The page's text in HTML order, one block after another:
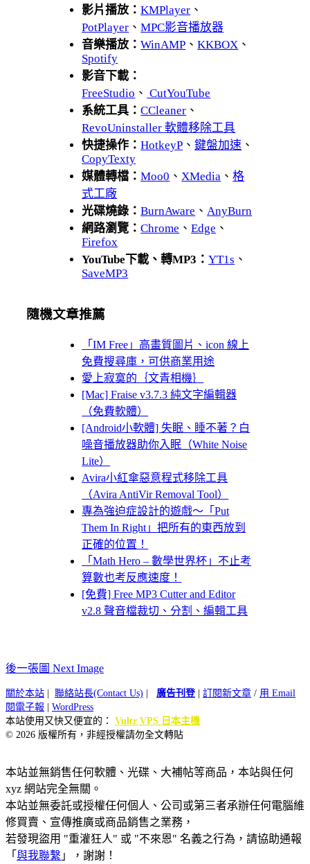
影片播放：KMPlayer 、
PotPlayer 、MPC影音播放器
音樂播放：WinAMP 、KKBOX 、
Spotify
影音下載：
FreeStudio 、 CutYouTube
系統工具：CCleaner 、
RevoUninstaller 軟體移除工具
快捷操作：HotkeyP 、鍵盤加速 、
CopyTexty
媒體轉檔：Moo0 、 XMedia 、格
式工廠
光碟燒錄：BurnAware 、 AnyBurn
網路瀏覽：Chrome 、Edge 、
Firefox
YouTube下載、轉MP3：YT1s 、
SaveMP3
隨機文章推薦
「IM Free」高畫質圖片、icon 線上
免費搜尋庫，可供商業用途
愛上寂寞的｛文青相機｝
[Mac] Fraise v3.7.3 純文字編輯器
（免費軟體）
[Android小軟體] 失眠、睡不著？白
噪音播放器助你入眠（White Noise
Lite）
Avira小紅傘惡意程式移除工具
（Avira AntiVir Removal Tool）
專為強迫症設計的遊戲～「Put
Them In Right」把所有的東西放到
正確的位置！
「Math Hero – 數學世界杯」不止考
算數也考反應速度！
[免費] Free MP3 Cutter and Editor
v2.8 聲音檔裁切、分割、編輯工具
後一張圖 Next Image
關於本站 聯絡站長(Contact Us) 廣告刊登| 訂閱新文章 / 用 Email
閱電子報
WordPress
本站使用又快又便宜的： Vultr VPS 日本主機
© 2026 版權所有，非經授權請勿全文轉貼
本站並無銷售任何軟體、光碟、大補帖等商品，本站與任何
xyz 網站完全無關。
本站並無委託或授權任何個人、公司或第三者承辦任何電腦維
修買賣、宣傳推廣或商品銷售之業務，
若發現盜用 "重灌狂人" 或 "不來恩" 名義之行為，請協助通報
「 與我聯繫 」，謝謝！